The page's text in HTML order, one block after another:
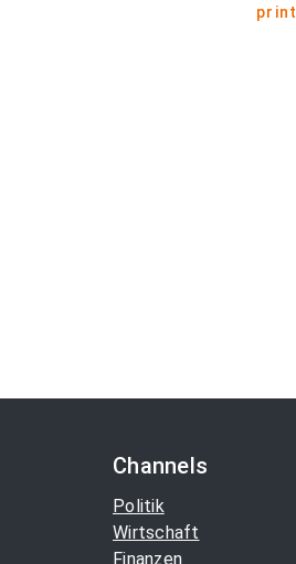
print
Channels
Politik
Wirtschaft
Finanzen